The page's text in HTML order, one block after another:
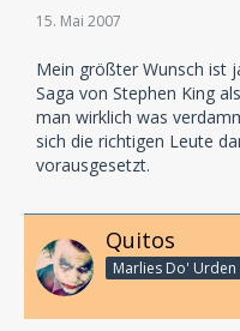
15. Mai 2007
Mein größter Wunsch ist
Saga von Stephen King
man wirklich was
sich die richtigen Leute
vorausgesetzt.
Quitos
Marlies Do' Urden